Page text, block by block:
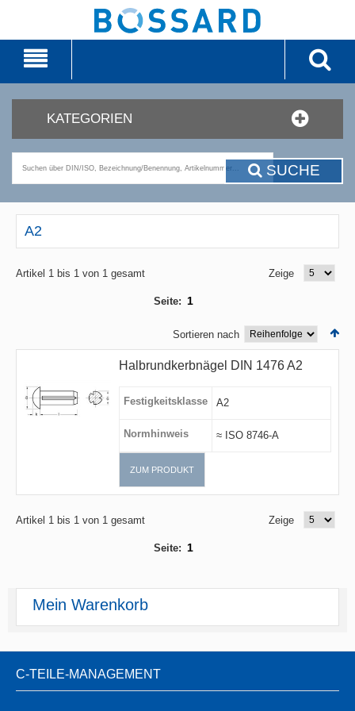
KATEGORIEN
SUCHE
A2
Artikel 1 bis 1 von 1 gesamt Zeige
Seite: 1
Sortieren nach
Halbrundkerbnägel DIN 1476 A2
Festigkeitsklasse A2
Normhinweis ≈ ISO 8746-A
ZUM PRODUKT
Artikel 1 bis 1 von 1 gesamt Zeige
Seite: 1
Mein Warenkorb
C-TEILE-MANAGEMENT